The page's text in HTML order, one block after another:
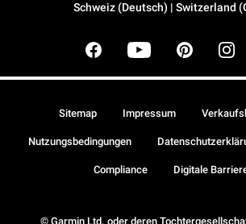
Schweiz (Deutsch) | Switzerland
© Garmin Ltd. oder deren
Sitemap Impressum
Nutzungsbedingungen
Compliance Digitale